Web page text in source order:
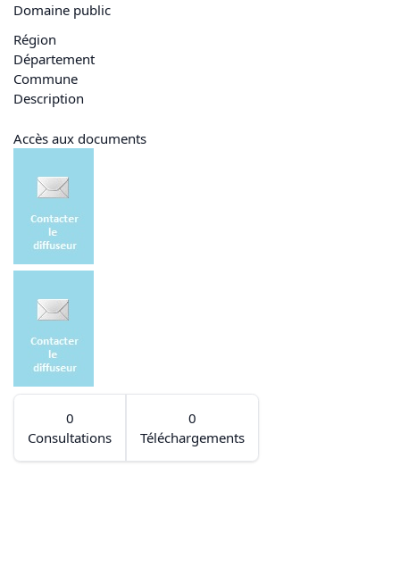
Domaine public
Région
Département
Commune
Description
Accès aux documents
0
Consultations
0
Téléchargements